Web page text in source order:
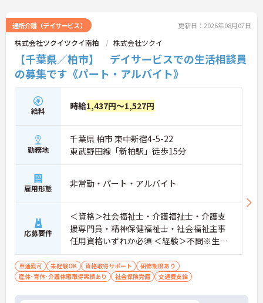
通所介護（デイサービス） 更新日：2026年08月07日
株式会社ツクイツクイ南柏 株式会社ツクイ
【千葉県／柏市】 デイサービスでの生活相談員
の募集です《パート・アルバイト》
給料 時給1,437円～1,527円
勤務地
千葉県 柏市 東中新宿4-5-22
東武野田線「新柏駅」徒歩15分
雇用形態 非常勤・パート・アルバイト
応募要件
＜資格＞社会福祉士・介護福祉士・介護支
援専門員・精神保健福祉士・社会福祉主事
任用資格いずれか必須 ＜経験＞不問※生活
相談員の実務経験歓迎
車通勤可 未経験OK 資格取得サポート
研修制度あり
産休･育休･介護休暇取得実績あり
社会保険完備 交通費支給